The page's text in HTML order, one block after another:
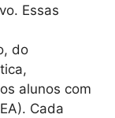
Essas
do
alunos com
Cada